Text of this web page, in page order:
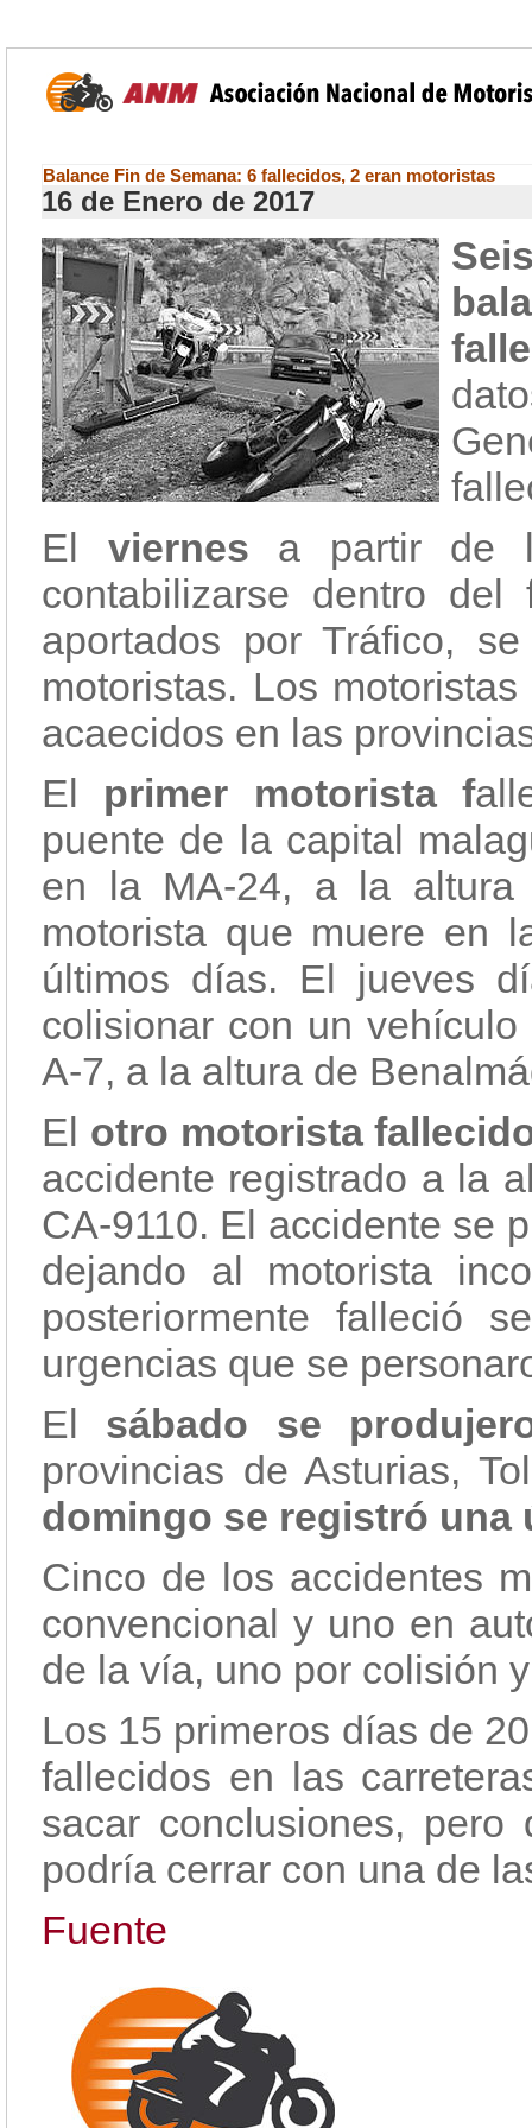
Balance Fin de Semana: 6 fallecidos, 2 eran motoristas
16 de Enero de 2017
El viernes a partir de
contabilizarse dentro
aportados por Tráfico,
motoristas. Los
acaecidos en las
El primer motorista f
puente de la capital
en la MA-24, a la altura
motorista que muere en
últimos días. El jueves
colisionar con un
A-7, a la altura de
El otro motorista
accidente registrado a la
CA-9110. El accidente se
dejando al motorista
posteriormente falleció
urgencias que se
El sábado se
provincias de Asturias,
domingo se registró una
Cinco de los accidentes
convencional y uno en
de la vía, uno por colisión
Los 15 primeros días de
fallecidos en las
sacar conclusiones,
podría cerrar con una de
Fuente